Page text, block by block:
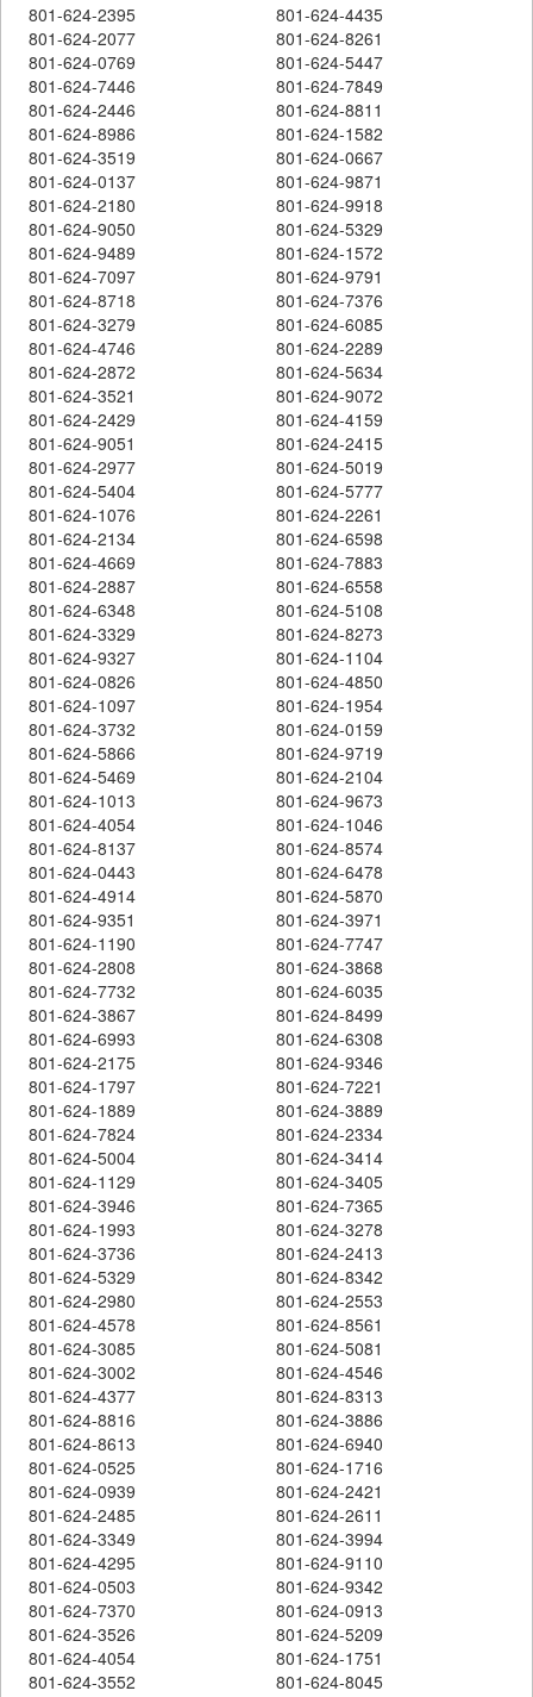
801-624-2395
801-624-4435
801-624-2077
801-624-8261
801-624-0769
801-624-5447
801-624-7446
801-624-7849
801-624-2446
801-624-8811
801-624-8986
801-624-1582
801-624-3519
801-624-0667
801-624-0137
801-624-9871
801-624-2180
801-624-9918
801-624-9050
801-624-5329
801-624-9489
801-624-1572
801-624-7097
801-624-9791
801-624-8718
801-624-7376
801-624-3279
801-624-6085
801-624-4746
801-624-2289
801-624-2872
801-624-5634
801-624-3521
801-624-9072
801-624-2429
801-624-4159
801-624-9051
801-624-2415
801-624-2977
801-624-5019
801-624-5404
801-624-5777
801-624-1076
801-624-2261
801-624-2134
801-624-6598
801-624-4669
801-624-7883
801-624-2887
801-624-6558
801-624-6348
801-624-5108
801-624-3329
801-624-8273
801-624-9327
801-624-1104
801-624-0826
801-624-4850
801-624-1097
801-624-1954
801-624-3732
801-624-0159
801-624-5866
801-624-9719
801-624-5469
801-624-2104
801-624-1013
801-624-9673
801-624-4054
801-624-1046
801-624-8137
801-624-8574
801-624-0443
801-624-6478
801-624-4914
801-624-5870
801-624-9351
801-624-3971
801-624-1190
801-624-7747
801-624-2808
801-624-3868
801-624-7732
801-624-6035
801-624-3867
801-624-8499
801-624-6993
801-624-6308
801-624-2175
801-624-9346
801-624-1797
801-624-7221
801-624-1889
801-624-3889
801-624-7824
801-624-2334
801-624-5004
801-624-3414
801-624-1129
801-624-3405
801-624-3946
801-624-7365
801-624-1993
801-624-3278
801-624-3736
801-624-2413
801-624-5329
801-624-8342
801-624-2980
801-624-2553
801-624-4578
801-624-8561
801-624-3085
801-624-5081
801-624-3002
801-624-4546
801-624-4377
801-624-8313
801-624-8816
801-624-3886
801-624-8613
801-624-6940
801-624-0525
801-624-1716
801-624-0939
801-624-2421
801-624-2485
801-624-2611
801-624-3349
801-624-3994
801-624-4295
801-624-9110
801-624-0503
801-624-9342
801-624-7370
801-624-0913
801-624-3526
801-624-5209
801-624-4054
801-624-1751
801-624-3552
801-624-8045